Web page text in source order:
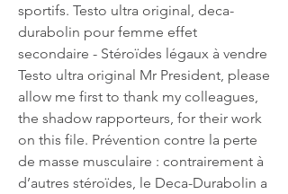
sportifs. Testo ultra original, deca-
durabolin pour femme effet
secondaire - Stéroïdes légaux à vendre
Testo ultra original Mr President, please
allow me first to thank my colleagues,
the shadow rapporteurs, for their work
on this file. Prévention contre la perte
de masse musculaire : contrairement à
d’autres stéroïdes, le Deca-Durabolin a